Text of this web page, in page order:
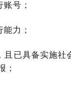
号；
力；
且已具备实施
；